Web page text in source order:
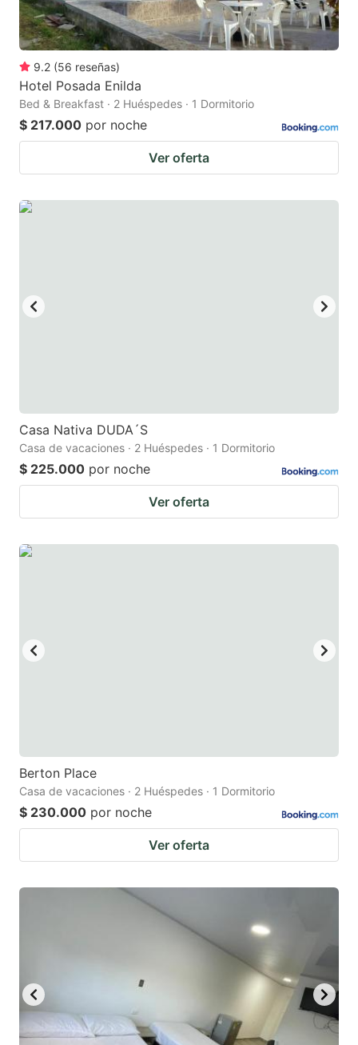
9.2 (56 reseñas)
Hotel Posada Enilda
Bed & Breakfast · 2 Huéspedes · 1 Dormitorio
$ 217.000 por noche
Ver oferta
Casa Nativa DUDA´S
Casa de vacaciones · 2 Huéspedes · 1 Dormitorio
$ 225.000 por noche
Ver oferta
Berton Place
Casa de vacaciones · 2 Huéspedes · 1 Dormitorio
$ 230.000 por noche
Ver oferta